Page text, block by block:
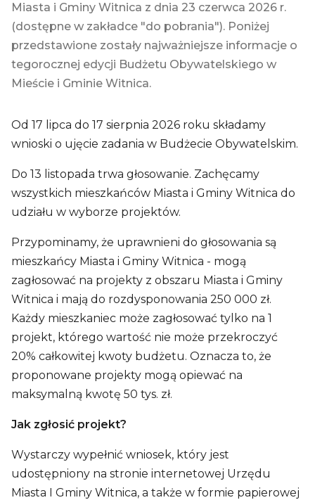
Miasta i Gminy Witnica z dnia 23 czerwca 2026 r.
(dostępne w zakładce "do pobrania"). Poniżej
przedstawione zostały najważniejsze informacje o
tegorocznej edycji Budżetu Obywatelskiego w
Mieście i Gminie Witnica.
Od 17 lipca do 17 sierpnia 2026 roku składamy
wnioski o ujęcie zadania w Budżecie Obywatelskim.
Do 13 listopada trwa głosowanie. Zachęcamy
wszystkich mieszkańców Miasta i Gminy Witnica do
udziału w wyborze projektów.
Przypominamy, że uprawnieni do głosowania są
mieszkańcy Miasta i Gminy Witnica - mogą
zagłosować na projekty z obszaru Miasta i Gminy
Witnica i mają do rozdysponowania 250 000 zł.
Każdy mieszkaniec może zagłosować tylko na 1
projekt, którego wartość nie może przekroczyć
20% całkowitej kwoty budżetu. Oznacza to, że
proponowane projekty mogą opiewać na
maksymalną kwotę 50 tys. zł.
Jak zgłosić projekt?
Wystarczy wypełnić wniosek, który jest
udostępniony na stronie internetowej Urzędu
Miasta I Gminy Witnica, a także w formie papierowej